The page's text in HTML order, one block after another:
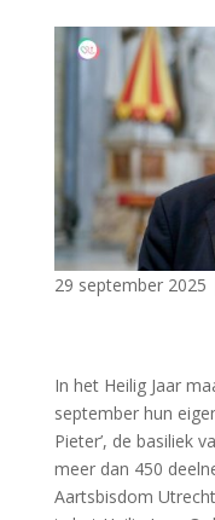
29 september 2025
In het Heilig Jaar
september hun
Pieter’, de basiliek
meer dan 450
Aartsbisdom